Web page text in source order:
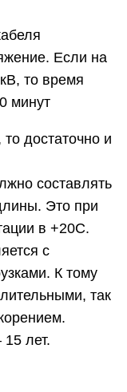
Если на
то время
минут
достаточно и
составлять
Это при
в +20С.
с
К тому
так
лет.